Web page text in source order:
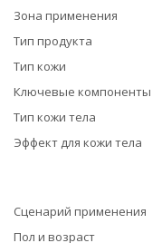
Зона применения
Тип продукта
Тип кожи
Ключевые компоненты
Тип кожи тела
Эффект для кожи тела
Сценарий применения
Пол и возраст